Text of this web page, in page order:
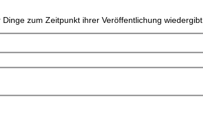
zum Zeitpunkt ihrer Veröffentlichung wiedergibt.